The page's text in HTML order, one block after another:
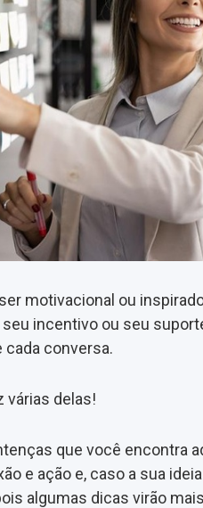
motivacional ou
seu incentivo ou seu
cada conversa.
várias delas!
que você encontra
e ação e, caso a sua
algumas dicas virão